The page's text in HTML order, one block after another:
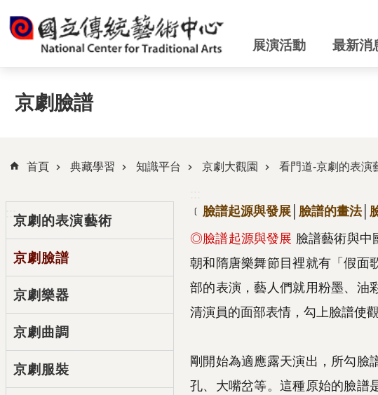
跳到主要內容區塊
展演活動 最新消
京劇臉譜
首頁 典藏學習 知識平台 京劇大觀園 看門道-京劇的表演
:::京劇的表演藝術
京劇臉譜
京劇樂器
京劇曲調
京劇服裝
﹝ 臉譜起源與發展 臉譜的畫法│
◎臉譜起源與發展 臉譜藝術與中
朝和隋唐樂舞節目裡就有「假面
部的表演，藝人們就用粉墨、油
清演員的面部表情，勾上臉譜使
剛開始為適應露天演出，所勾臉
孔、大嘴岔等。這種原始的臉譜